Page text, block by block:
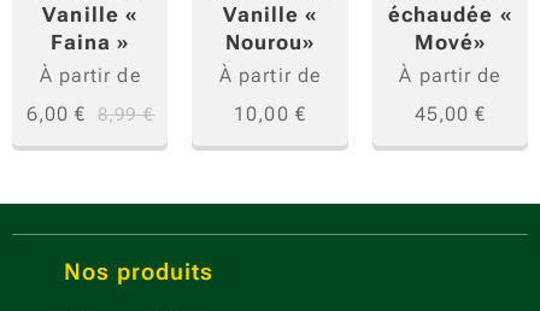
entre
20 et
30 %
Année
récolt
Vanille «
Faina »
À partir de
6,00 € 8,99€
Vanille «
Nourou»
À partir de
10,00 €
échaudée «
Mové»
À partir de
45,00 €
Nos produits